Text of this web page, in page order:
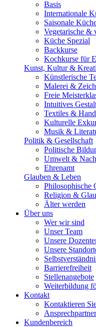
Basis
Internationale
Saisonale
Vegetarische &
Küche Spezial
Backkurse
Kochkurse für
Kunst, Kultur &
Künstlerische
Malerei &
Freie
Intuitives
Textiles &
Kulturelle
Musik &
Politik & Gesellschaft
Politische
Umwelt &
Ehrenamt
Glauben & Leben
Philosophische
Religion &
Älter werden
Über uns
Wer wir sind
Unser Team
Unsere
Unsere
Barrierefreiheit
Stellenangebote
Weiterbildung
Kontakt
Kontaktieren
Ansprechpartner
Kundenbereich